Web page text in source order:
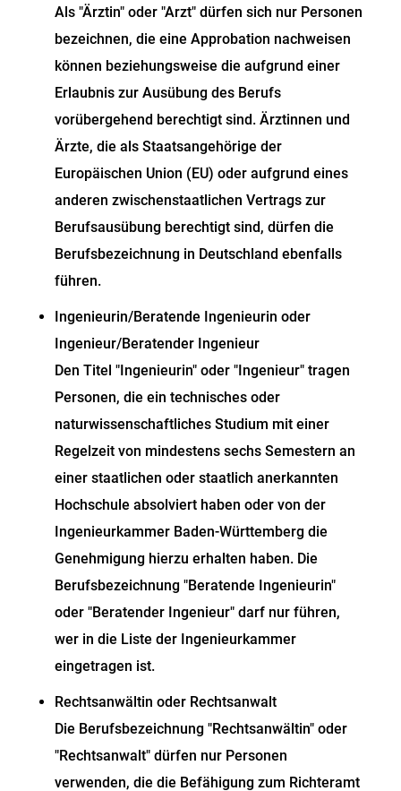
Als "Ärztin" oder "Arzt" dürfen sich nur Personen
bezeichnen, die eine Approbation nachweisen
können beziehungsweise die aufgrund einer
Erlaubnis zur Ausübung des Berufs
vorübergehend berechtigt sind. Ärztinnen und
Ärzte, die als Staatsangehörige der
Europäischen Union (EU) oder aufgrund eines
anderen zwischenstaatlichen Vertrags zur
Berufsausübung berechtigt sind, dürfen die
Berufsbezeichnung in Deutschland ebenfalls
führen.
Ingenieurin/Beratende Ingenieurin oder
Ingenieur/Beratender Ingenieur
Den Titel "Ingenieurin" oder "Ingenieur" tragen
Personen, die ein technisches oder
naturwissenschaftliches Studium mit einer
Regelzeit von mindestens sechs Semestern an
einer staatlichen oder staatlich anerkannten
Hochschule absolviert haben oder von der
Ingenieurkammer Baden-Württemberg die
Genehmigung hierzu erhalten haben. Die
Berufsbezeichnung "Beratende Ingenieurin"
oder "Beratender Ingenieur" darf nur führen,
wer in die Liste der Ingenieurkammer
eingetragen ist.
Rechtsanwältin oder Rechtsanwalt
Die Berufsbezeichnung "Rechtsanwältin" oder
"Rechtsanwalt" dürfen nur Personen
verwenden, die die Befähigung zum Richteramt